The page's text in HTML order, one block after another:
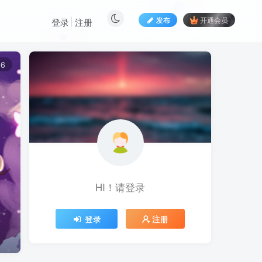
发布 开通会员
登录 注册
6
HI！请登录
登录 注册